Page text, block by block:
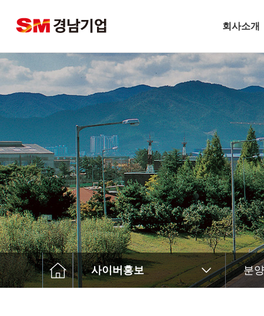
회사소개
기업개요
CEO 인사말
비전
주요연혁
경남슬롯사이트 볼
안전보건방
기술경영
환경경영
찾아오시는
사이버홍보 분